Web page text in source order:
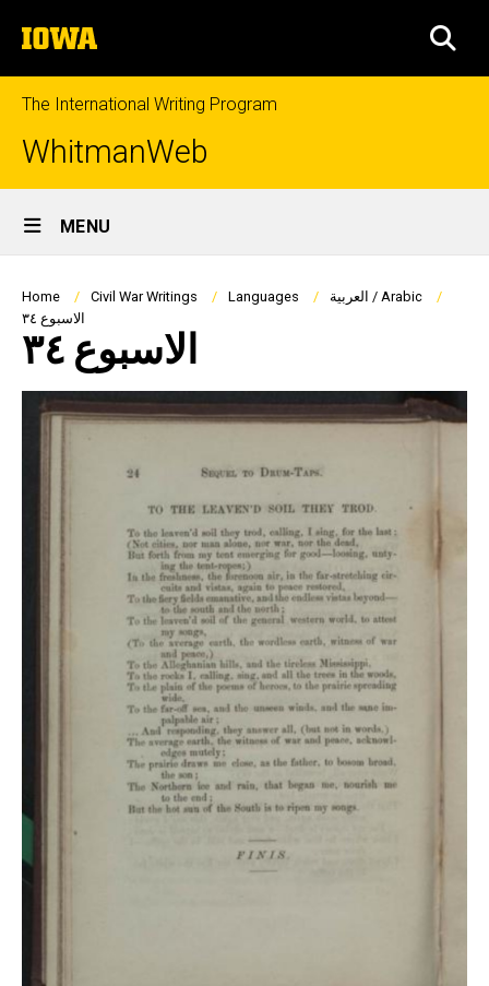
to
content
The
University
of
Iowa
The International Writing Program
WhitmanWeb
Site
Main
Navigation
MENU
Breadcrumb
Home Civil War Writings Languages
العربية / Arabic
الاسبوع ٣٤
الاسبوع ٣٤